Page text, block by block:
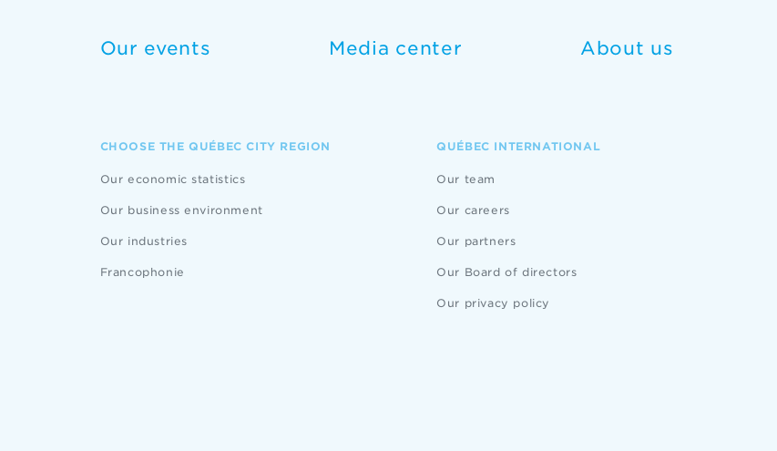
Our events Media center About us
CHOOSE THE QUÉBEC CITY REGION
Our economic statistics
Our business environment
Our industries
Francophonie
QUÉBEC INTERNATIONAL
Our team
Our careers
Our partners
Our Board of directors
Our privacy policy